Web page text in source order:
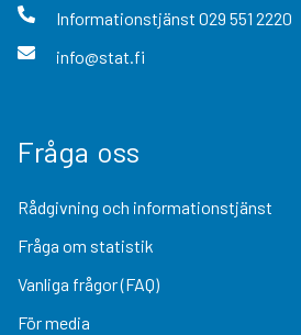
Informationstjänst 029 551 2220
info@stat.fi
Fråga oss
Rådgivning och informationstjänst
Fråga om statistik
Vanliga frågor (FAQ)
För media